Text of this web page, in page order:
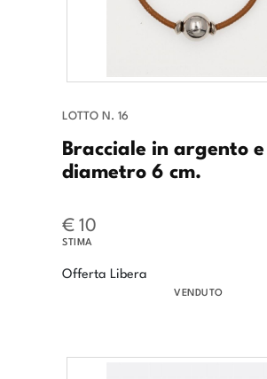
LOTTO N. 16
Bracciale in argento
diametro 6 cm.
€ 10
STIMA
Offerta Libera
VENDUTO